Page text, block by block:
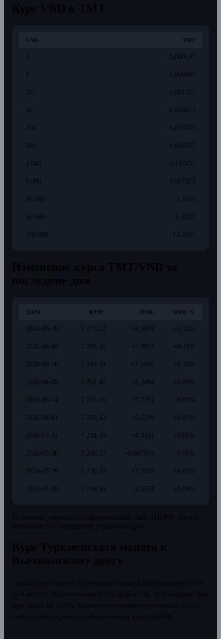
VND TMT
0,000137
5 0,000687
10 0,001375
50 0,006873
100 0,013745
500 0,068727
1 000 0,137455
5 000 0,687273
10 000 1,3745
50 000 6,8727
100 000 13,7455
ДАТА КУРС ИЗМ. ИЗМ. %
2026-08-08 7 275,12 +8,5691 +0.12%
2026-08-07 7 266,56 +7,9803 +0.11%
2026-08-06 7 258,58 +7,1692 +0.10%
2026-08-05 7 251,41 +6,2494 +0.09%
2026-08-04 7 245,16 +5,7391 +0.08%
2026-08-01 7 239,42 +5,1189 +0.07%
2026-07-31 7 234,30 +4,0301 +0.06%
2026-07-30 7 230,27 +0,007653 0.00%
2026-07-29 7 230,26 +3,7055 +0.05%
2026-07-28 7 226,56 +2,8574 +0.04%